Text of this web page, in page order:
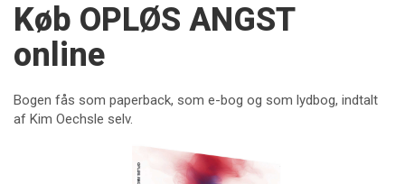
Køb OPLØS ANGST
online
Bogen fås som paperback, som e-bog og som lydbog, indtalt
af Kim Oechsle selv.